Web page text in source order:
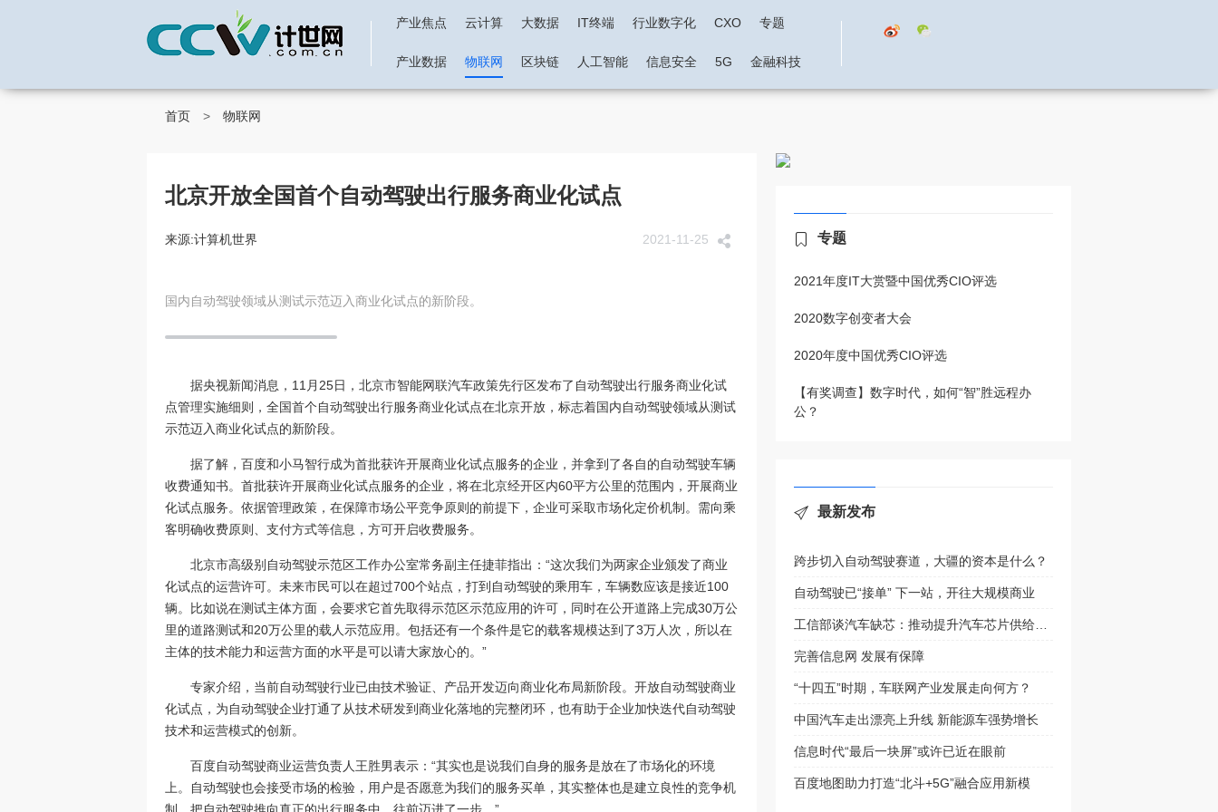
产业焦点 云计算 大数据 IT终端 行业数字化 CXO 专题
产业数据 物联网 区块链 人工智能 信息安全 5G 金融科技
首页 > 物联网
北京开放全国首个自动驾驶出行服务商业化试点
来源:计算机世界 2021-11-25
国内自动驾驶领域从测试示范迈入商业化试点的新阶段。
据央视新闻消息，11月25日，北京市智能网联汽车政策先行区发布了自动驾驶出行服务商业化试
点管理实施细则，全国首个自动驾驶出行服务商业化试点在北京开放，标志着国内自动驾驶领域从测试
示范迈入商业化试点的新阶段。
据了解，百度和小马智行成为首批获许开展商业化试点服务的企业，并拿到了各自的自动驾驶车辆
收费通知书。首批获许开展商业化试点服务的企业，将在北京经开区内60平方公里的范围内，开展商业
化试点服务。依据管理政策，在保障市场公平竞争原则的前提下，企业可采取市场化定价机制。需向乘
客明确收费原则、支付方式等信息，方可开启收费服务。
北京市高级别自动驾驶示范区工作办公室常务副主任捷菲指出：“这次我们为两家企业颁发了商业
化试点的运营许可。未来市民可以在超过700个站点，打到自动驾驶的乘用车，车辆数应该是接近100
辆。比如说在测试主体方面，会要求它首先取得示范区示范应用的许可，同时在公开道路上完成30万公
里的道路测试和20万公里的载人示范应用。包括还有一个条件是它的载客规模达到了3万人次，所以在
主体的技术能力和运营方面的水平是可以请大家放心的。”
专家介绍，当前自动驾驶行业已由技术验证、产品开发迈向商业化布局新阶段。开放自动驾驶商业
化试点，为自动驾驶企业打通了从技术研发到商业化落地的完整闭环，也有助于企业加快迭代自动驾驶
技术和运营模式的创新。
百度自动驾驶商业运营负责人王胜男表示：“其实也是说我们自身的服务是放在了市场化的环境
上。自动驾驶也会接受市场的检验，用户是否愿意为我们的服务买单，其实整体也是建立良性的竞争机
专题
2021年度IT大赏暨中国优秀CIO评选
2020数字创变者大会
2020年度中国优秀CIO评选
【有奖调查】数字时代，如何“智”胜远程办
公？
最新发布
跨步切入自动驾驶赛道，大疆的资本是什么？
自动驾驶已“接单” 下一站，开往大规模商业
工信部谈汽车缺芯：推动提升汽车芯片供给能力
完善信息网 发展有保障
“十四五”时期，车联网产业发展走向何方？
中国汽车走出漂亮上升线 新能源车强势增长
信息时代“最后一块屏”或许已近在眼前
百度地图助力打造“北斗+5G”融合应用新模